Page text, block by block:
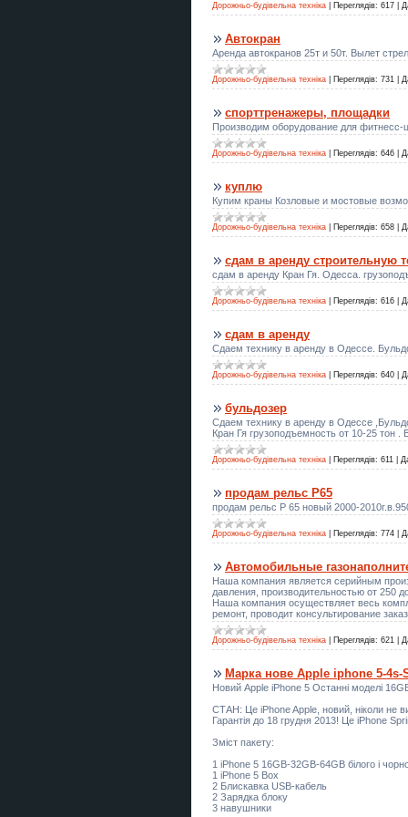
Дорожньо-будівельна техніка Переглядів: 617
Автокран
Аренда автокранов 25т и 50т. Вылет
Дорожньо-будівельна техніка Переглядів: 731
спорттренажеры, площадки
Производим оборудование для фитнесс-
Дорожньо-будівельна техніка Переглядів: 646
куплю
Купим краны Козловые и мостовые
Дорожньо-будівельна техніка Переглядів: 658
сдам в аренду строительную
сдам в аренду Кран Гя. Одесса.
Дорожньо-будівельна техніка Переглядів: 616
сдам в аренду
Сдаем технику в аренду в Одессе.
Дорожньо-будівельна техніка Переглядів: 640
бульдозер
Сдаем технику в аренду в Одессе
Кран Гя грузоподъемность от 10-25 тон
Дорожньо-будівельна техніка Переглядів: 611
продам рельс Р65
продам рельс Р 65 новый 2000-
Дорожньо-будівельна техніка Переглядів: 774
Автомобильные
Наша компания является серийным
давления, производительностью от 250
Наша компания осуществляет весь
ремонт, проводит консультирование
Дорожньо-будівельна техніка Переглядів: 621
Марка нове Apple iphone 5-4s-
Новий Apple iPhone 5 Останні моделі
СТАН: Це iPhone Apple, новий, ніколи не
Гарантія до 18 грудня 2013! Це iPhone
Зміст пакету:
1 iPhone 5 16GB-32GB-64GB білого і
1 iPhone 5 Box
2 Блискавка USB-кабель
2 Зарядка блоку
3 навушники